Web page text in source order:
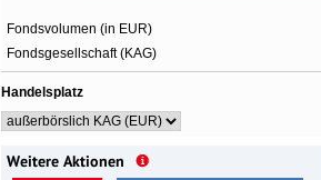
Fondsvolumen (in EUR)
Fondsgesellschaft (KAG)
Handelsplatz
Weitere Aktionen